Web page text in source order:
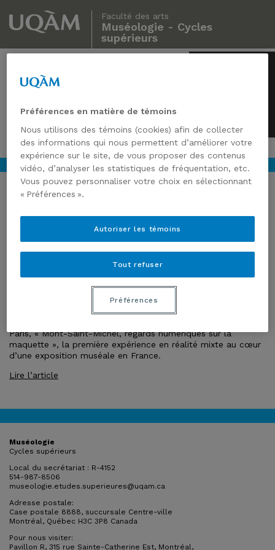
Faculté des arts
Muséologie - Cycles
supérieurs
Cycles supérieurs
MICROSOFT MET LA RÉALITÉ
MIXTE AU SERVICE DU
PATRIMOINE CULTUREL
FRANÇAIS
Le 10 octobre 2018, a été est inaugurée au Musée des Plans-
Paris, « Mont-Saint-Michel, regards numériques sur la
maquette », la première expérience en réalité mixte au cœur
d’une exposition muséale en France.
Lire l’article
Muséologie
Cycles supérieurs
Local du secrétariat : R-4152
514-987-8506
museologie.etudes.superieures@uqam.ca
Adresse postale:
Case postale 8888, succursale Centre-ville
Montréal, Québec H3C 3P8 Canada
Pour nous visiter:
Pavillon R, 315 rue Sainte-Catherine Est, Montréal,
Préférences en matière de témoins
Nous utilisons des témoins (cookies) afin de collecter
des informations qui nous permettent d’améliorer votre
expérience sur le site, de vous proposer des contenus
vidéo, d’analyser les statistiques de fréquentation, etc.
Vous pouvez personnaliser votre choix en sélectionnant
« Préférences ».
Tout refuser
Autoriser les témoins
Préférences